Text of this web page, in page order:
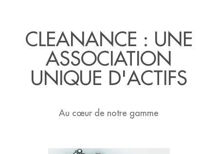
CLEANANCE : UNE
ASSOCIATION
UNIQUE D'ACTIFS
Au cœur de notre gamme